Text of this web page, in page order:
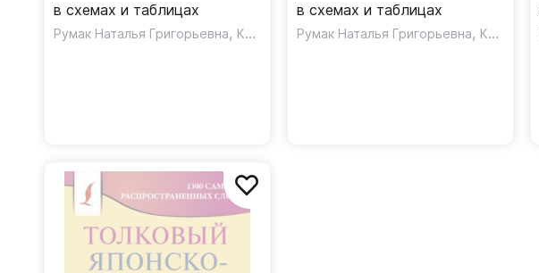
в схемах и таблицах
Румак Наталья Григорьевна, Крнета Наталия
в схемах и таблицах
Румак Наталья Григорьевна, Крнета Наталия